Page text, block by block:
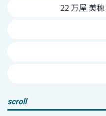
22 万屋 美
scroll